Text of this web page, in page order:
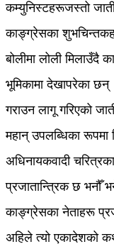
कम्युनिस्टहरूजस्तो
काङ्ग्रेसका
बोलीमा लोली मिलाउँदै
भूमिकामा देखापरेका
गराउन लागू गरिएको
महान् उपलब्धिका
अधिनायकवादी
प्रजातान्त्रिक छ
काङ्ग्रेसका नेताहरू
अहिले त्यो एकादेशको